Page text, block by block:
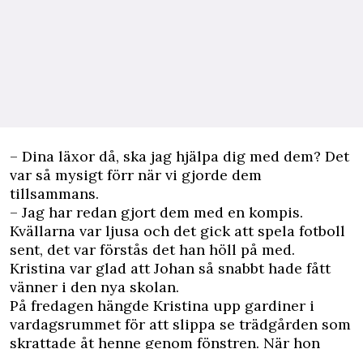
– Dina läxor då, ska jag hjälpa dig med dem? Det
var så mysigt förr när vi gjorde dem
tillsammans.
– Jag har redan gjort dem med en kompis.
Kvällarna var ljusa och det gick att spela fotboll
sent, det var förstås det han höll på med.
Kristina var glad att Johan så snabbt hade fått
vänner i den nya skolan.
På fredagen hängde ­Kristina upp gardiner i
vardagsrummet för att slippa se trädgården som
skrattade åt henne genom fönstren. När hon